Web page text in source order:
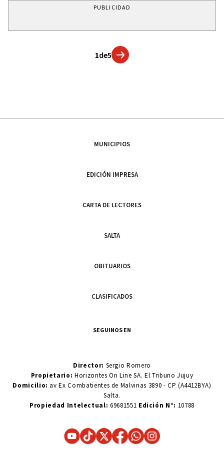
PUBLICIDAD
1de5
MUNICIPIOS
EDICIÓN IMPRESA
CARTA DE LECTORES
SALTA
OBITUARIOS
CLASIFICADOS
SEGUINOS EN
Director: Sergio Romero
Propietario:Horizontes On Line SA. El Tribuno Jujuy
Domicilio: av Ex Combatientes de Malvinas 3890 - CP (A4412BYA)
Salta.
Propiedad Intelectual: 69681551 Edición N°: 10788